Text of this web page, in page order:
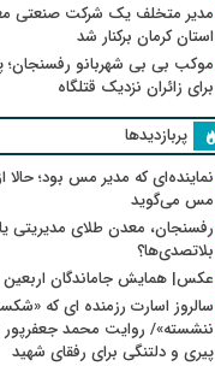
مدیر متخلف یک شرکت صنعتی
استان کرمان برکنار شد
موکب بی بی شهربانو رفسنجان؛
برای زائران نزدیک قتلگاه
پربازدیدها
نماینده‌ای که مدیر مس بود؛ حالا
مس می‌گوید
رفسنجان، معدن طلای مدیریتی
بلاتصدی‌ها؟
عکس| همایش جاماندگان
سالروز اسارت رزمنده ای که
پیری و دلتنگی برای رفقای شهید